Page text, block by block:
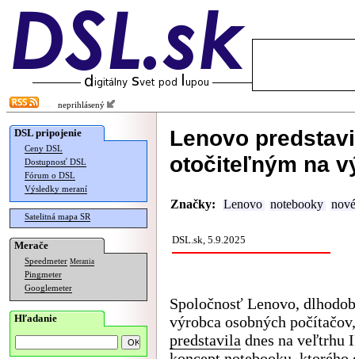
neprihlásený
DSL pripojenie
Ceny DSL
Dostupnosť DSL
Fórum o DSL
Výsledky meraní
Satelitná mapa SR
Merače
Speedmeter Merania
Pingmeter
Googlemeter
Hľadanie
Lenovo
otočiteľným na
Značky: Lenovo notebooky
DSL.sk, 5.9.2025
Spoločnosť Lenovo,
výrobca osobných počítačov,
predstavila dnes na veľtrhu